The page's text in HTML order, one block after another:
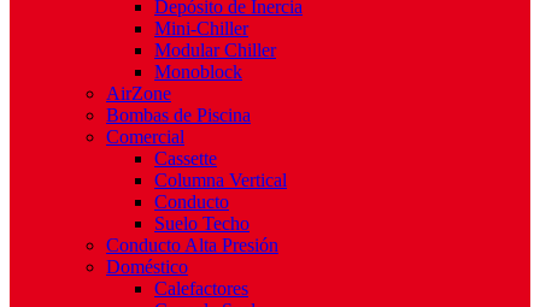
Depósito de Inercia
Mini-Chiller
Modular Chiller
Monoblock
AirZone
Bombas de Piscina
Comercial
Cassette
Columna Vertical
Conducto
Suelo Techo
Conducto Alta Presión
Doméstico
Calefactores